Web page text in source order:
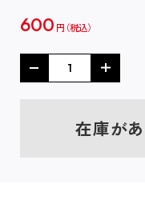
600 円
在庫が